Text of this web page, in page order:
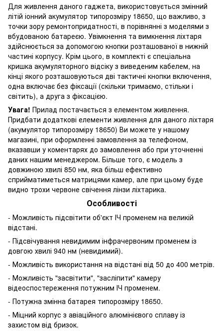
Для живлення даного гаджета, використовується змінний
літій іонний акумулятор типорозміру 18650, що важливо, з
точки зору ремонтопридатності, в порівнянні з моделями з
вбудованою батареєю. Увімкнення та вимкнення ліхтаря
здійснюється за допомогою кнопки розташованої в нижній
частині корпусу. Крім цього, в комплекті є спеціальна
кришка акумуляторного відсіку з виведеним кабелем, на
кінці якого розташовуються дві тактичні кнопки включення,
одна включає без фіксації (скільки тримаємо, стільки і
світить), а друга з фіксацією.
Увага! Прилад постачається з елементом живлення.
Придбати додаткові елементи живлення для даного ліхтаря
(акумулятор типорозміру 18650) Ви можете у нашому
магазині, при оформленні замовлення за телефоном,
вказавши у коментарях до замовлення або при уточненні
даних нашим менеджером. Більше того, є модель з
довжиною хвилі 850 нм, яка більш ефективно
сприйматиметься матрицями камер, але при цьому буде
видно трохи червоне свічення лінзи ліхтарика.
Особливості
- Можливість підсвітити об'єкт ІЧ променем на великій
відстані.
- Підсвічування невидимим інфрачервоним променем із
довгою хвилі 940 нм (невидимий).
- Можливість використання на відстані від 50 до 400 метрів.
- Можливість "засвітити", "засліпити" камеру
відеоспостереження потужним ІЧ променем.
- Потужна змінна батарея типорозміру 18650.
- Міцний корпус з авіаційного алюмінієвого сплаву із
захистом від бризок.